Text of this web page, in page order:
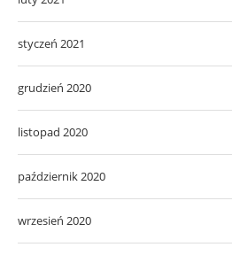
styczeń 2021
grudzień 2020
listopad 2020
październik 2020
wrzesień 2020